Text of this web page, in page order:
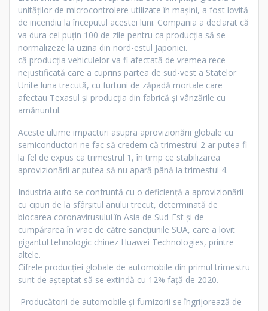
unităților de microcontrolere utilizate în mașini, a fost lovită
de incendiu la începutul acestei luni. Compania a declarat că
va dura cel puțin 100 de zile pentru ca producția să se
normalizeze la uzina din nord-estul Japoniei.
că producția vehiculelor va fi afectată de vremea rece
nejustificată care a cuprins partea de sud-vest a Statelor
Unite luna trecută, cu furtuni de zăpadă mortale care
afectau Texasul și producția din fabrică și vânzările cu
amănuntul.
Aceste ultime impacturi asupra aprovizionării globale cu
semiconductori ne fac să credem că trimestrul 2 ar putea fi
la fel de expus ca trimestrul 1, în timp ce stabilizarea
aprovizionării ar putea să nu apară până la trimestul 4.
Industria auto se confruntă cu o deficiență a aprovizionării
cu cipuri de la sfârșitul anului trecut, determinată de
blocarea coronavirusului în Asia de Sud-Est și de
cumpărarea în vrac de către sancțiunile SUA, care a lovit
gigantul tehnologic chinez Huawei Technologies, printre
altele.
Cifrele producției globale de automobile din primul trimestru
sunt de așteptat să se extindă cu 12% față de 2020.
Producătorii de automobile și furnizorii se îngrijorează de